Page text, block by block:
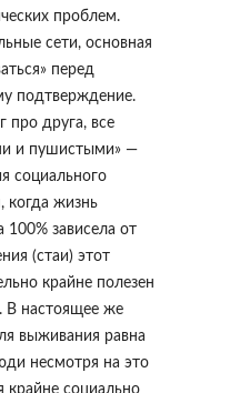
проблем.
сети, основная
перед
подтверждение.
про друга, все
и пушистыми» —
социального
когда жизнь
100% зависела от
(стаи) этот
крайне полезен
В настоящее же
выживания равна
несмотря на это
крайне социально